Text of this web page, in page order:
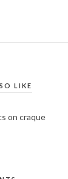
LIKE
on craque